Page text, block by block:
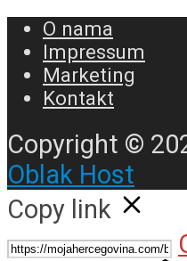
O nama
Impressum
Marketing
Kontakt
Copyright ©
Oblak Host
Copy link